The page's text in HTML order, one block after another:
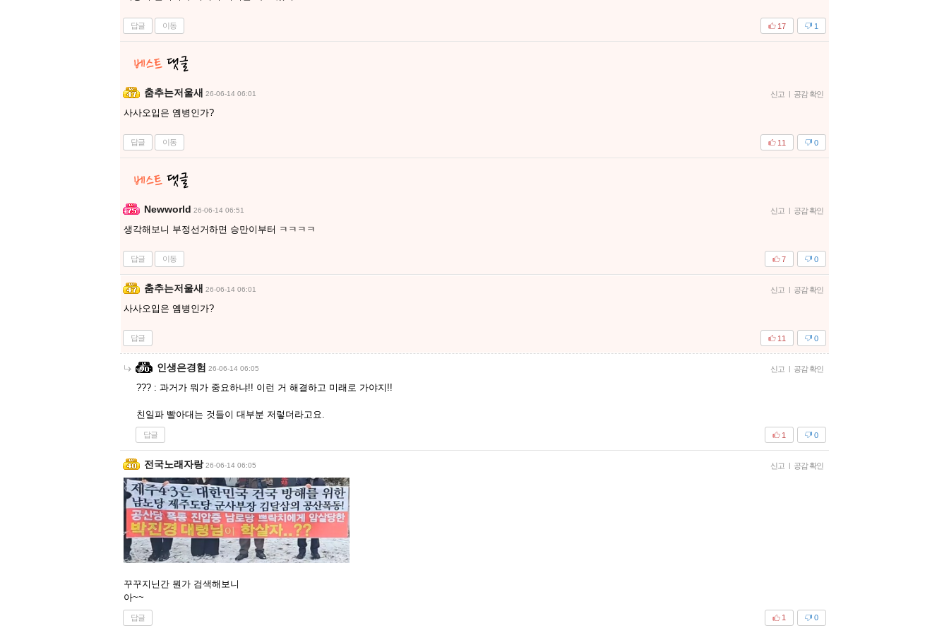
답글 이동 1
17
춤추는저울새 26-06-14 06:01 신고 | 공감 확인
사사오입은 옘병인가?
답글 이동 0
11
Newworld 26-06-14 06:51 신고 | 공감 확인
생각해보니 부정선거하면 승만이부터 ㅋㅋㅋㅋ
답글 이동 0
7
춤추는저울새 26-06-14 06:01 신고 | 공감 확인
사사오입은 옘병인가?
답글 0
11
인생은경험 26-06-14 06:05 신고 | 공감 확인
??? : 과거가 뭐가 중요하냐!! 이런 거 해결하고 미래로 가야지!!
친일파 빨아대는 것들이 대부분 저렇더라고요.
답글 0
1
전국노래자랑 26-06-14 06:05 신고 | 공감 확인
꾸꾸지닌간 뭔가 검색해보니
아~~
답글 0
1